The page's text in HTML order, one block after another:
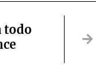
todo